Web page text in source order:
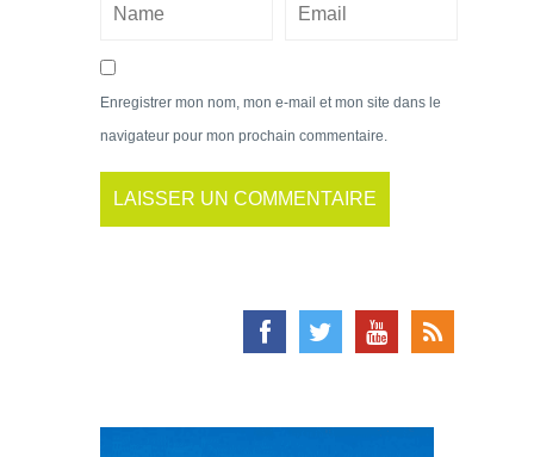
Enregistrer mon nom, mon e-mail et mon site dans le
navigateur pour mon prochain commentaire.